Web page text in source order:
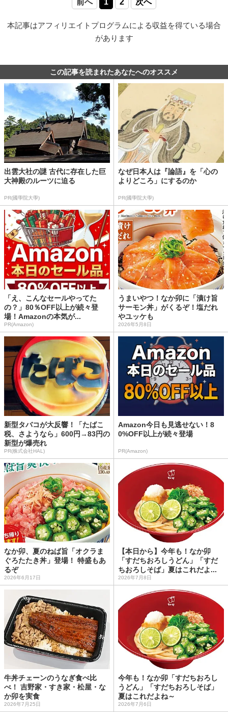
本記事はアフィリエイトプログラムによる収益を得ている場合
があります
この記事を読まれたあなたへのオススメ
出雲大社の謎 古代に存在した巨
大神殿のルーツに迫る
PR(國學院大學)
なぜ日本人は『論語』を「心の
よりどころ」にするのか
PR(國學院大學)
「え、こんなセールやってた
の？」80％OFF以上が続々登
場！Amazonの本気が...
PR(Amazon)
うまいやつ！なか卯に「漬け旨
サーモン丼」がくるぞ！塩だれ
やユッケも
2026年5月8日
新型タバコが大反響！「たばこ
税、さようなら」600円→83円の
新型が爆売れ
PR(株式会社HAL)
Amazon今日も見逃せない！8
0%OFF以上が続々登場
PR(Amazon)
なか卯、夏のねば旨「オクラま
ぐろたたき丼」登場！ 特盛もあ
るぞ
2026年6月17日
【本日から】今年も！なか卯
「すだちおろしうどん」「すだ
ちおろしそば」夏はこれだよ...
2026年7月8日
牛丼チェーンのうなぎ食べ比
べ！ 吉野家・すき家・松屋・な
か卯を実食
2026年7月25日
今年も！なか卯「すだちおろし
うどん」「すだちおろしそば」
夏はこれだよね～
2026年7月6日